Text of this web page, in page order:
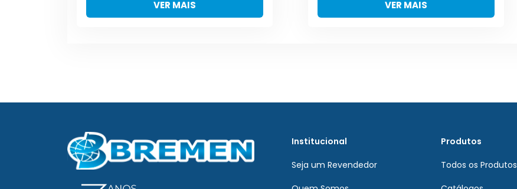
VER MAIS VER MAIS
Institucional
Seja um Revendedor
Produtos
Todos os Produtos